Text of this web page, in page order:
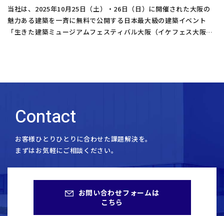
当社は、2025年10月25日（土）・26日（日）に開催された大阪の
魅力ある建築を一斉に無料で公開する日本最大級の建築イベント
「生きた建築ミュージアムフェスティバル大阪（イケフェス大阪）
のモデル」となったビリケン像や、豊富に展示した貴重な歴史的資
料、来場者参加型ブースなどが好評を博しました。 満員御礼！イベ
ント当日の様子 曇り時々雨という生憎の天気にも関わらず、次々と
ご来場いただき、2日間で約400名もの方がお越しくださいました。
ご参加者など、老若男女問わず楽しんでいただけたように思いま
す。 ご来場いただいた皆様に改めて感謝申し上げます。ありがとう
Contact
お客様ひとりひとりに合わせた課題解決を。
まずはお気軽にご相談ください。
お問い合わせフォームは
こちら